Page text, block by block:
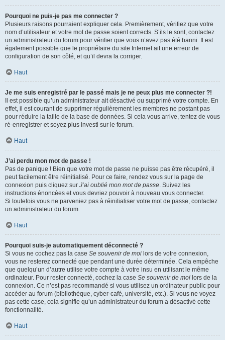
Pourquoi ne puis-je pas me connecter ?
Plusieurs raisons pourraient expliquer cela. Premièrement, vérifiez que votre
nom d’utilisateur et votre mot de passe soient corrects. S’ils le sont, contactez
un administrateur du forum pour vérifier que vous n’avez pas été banni. Il est
également possible que le propriétaire du site Internet ait une erreur de
configuration de son côté, et qu’il devra la corriger.
Haut
Je me suis enregistré par le passé mais je ne peux plus me connecter ?!
Il est possible qu’un administrateur ait désactivé ou supprimé votre compte. En
effet, il est courant de supprimer régulièrement les membres ne postant pas
pour réduire la taille de la base de données. Si cela vous arrive, tentez de vous
ré-enregistrer et soyez plus investi sur le forum.
Haut
J’ai perdu mon mot de passe !
Pas de panique ! Bien que votre mot de passe ne puisse pas être récupéré, il
peut facilement être réinitialisé. Pour ce faire, rendez vous sur la page de
connexion puis cliquez sur J’ai oublié mon mot de passe. Suivez les
instructions énoncées et vous devriez pouvoir à nouveau vous connecter.
Si toutefois vous ne parveniez pas à réinitialiser votre mot de passe, contactez
un administrateur du forum.
Haut
Pourquoi suis-je automatiquement déconnecté ?
Si vous ne cochez pas la case Se souvenir de moi lors de votre connexion,
vous ne resterez connecté que pendant une durée déterminée. Cela empêche
que quelqu’un d’autre utilise votre compte à votre insu en utilisant le même
ordinateur. Pour rester connecté, cochez la case Se souvenir de moi lors de la
connexion. Ce n’est pas recommandé si vous utilisez un ordinateur public pour
accéder au forum (bibliothèque, cyber-café, université, etc.). Si vous ne voyez
pas cette case, cela signifie qu’un administrateur du forum a désactivé cette
fonctionnalité.
Haut